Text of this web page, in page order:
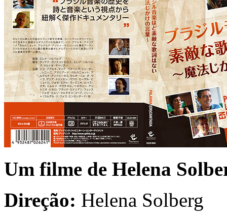
Um filme de Helena
Direção: Helena Solberg